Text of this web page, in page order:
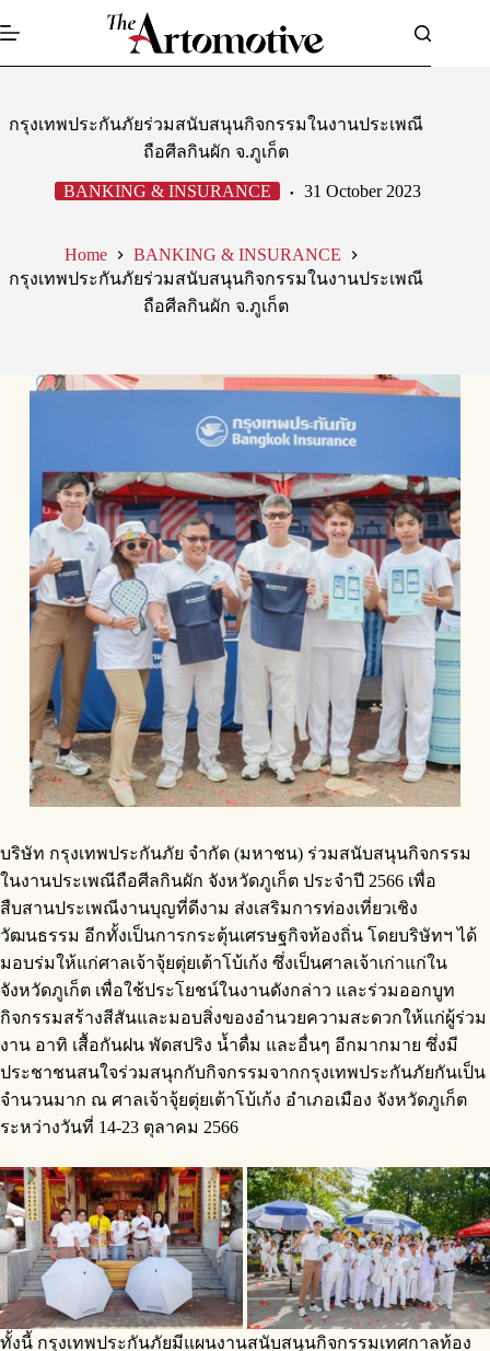
to
กรุงเทพประกันภัยร่วมสนับสนุนกิจกรรมในงานประเพณี
ถือศีลกินผัก จ.ภูเก็ต
BANKING & INSURANCE 31 October 2023
Home
BANKING & INSURANCE
กรุงเทพประกันภัยร่วมสนับสนุนกิจกรรมในงานประเพณี
ถือศีลกินผัก จ.ภูเก็ต
บริษัท กรุงเทพประกันภัย จำกัด (มหาชน) ร่วมสนับสนุนกิจกรรม
ในงานประเพณีถือศีลกินผัก จังหวัดภูเก็ต ประจำปี 2566 เพื่อ
สืบสานประเพณีงานบุญที่ดีงาม ส่งเสริมการท่องเที่ยวเชิง
วัฒนธรรม อีกทั้งเป็นการกระตุ้นเศรษฐกิจท้องถิ่น โดยบริษัทฯ ได้
มอบร่มให้แก่ศาลเจ้าจุ้ยตุ่ยเต้าโบ้เก้ง ซึ่งเป็นศาลเจ้าเก่าแก่ใน
จังหวัดภูเก็ต เพื่อใช้ประโยชน์ในงานดังกล่าว และร่วมออกบูท
กิจกรรมสร้างสีสันและมอบสิ่งของอำนวยความสะดวกให้แก่ผู้ร่วม
งาน อาทิ เสื้อกันฝน พัดสปริง น้ำดื่ม และอื่นๆ อีกมากมาย ซึ่งมี
ประชาชนสนใจร่วมสนุกกับกิจกรรมจากกรุงเทพประกันภัยกันเป็น
จำนวนมาก ณ ศาลเจ้าจุ้ยตุ่ยเต้าโบ้เก้ง อำเภอเมือง จังหวัดภูเก็ต
ระหว่างวันที่ 14-23 ตุลาคม 2566
ทั้งนี้ กรุงเทพประกันภัยมีแผนงานสนับสนุนกิจกรรมเทศกาลท้อง